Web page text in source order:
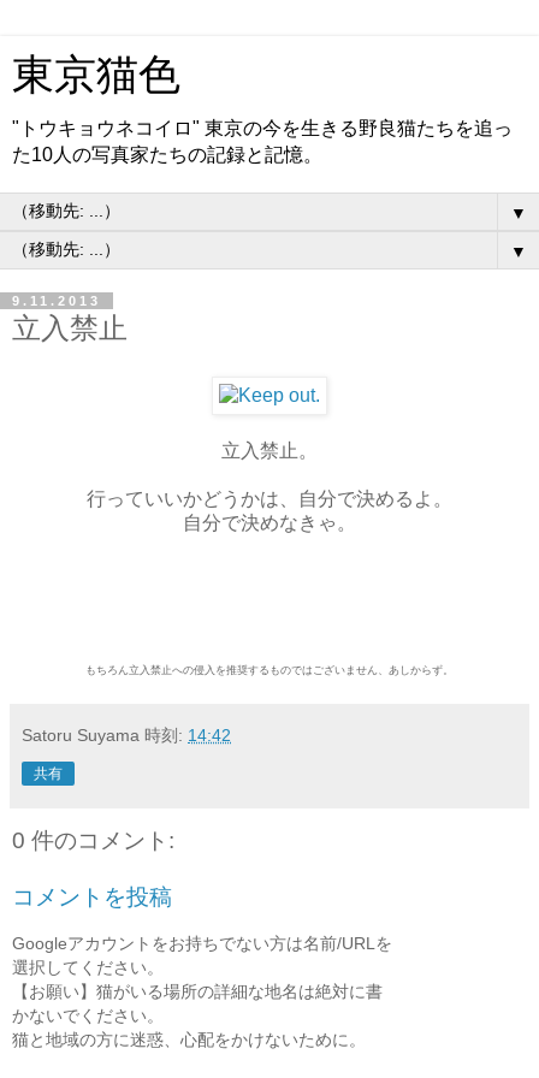
東京猫色
"トウキョウネコイロ" 東京の今を生きる野良猫たちを追っ
た10人の写真家たちの記録と記憶。
▼
▼
9.11.2013
立入禁止
立入禁止。
行っていいかどうかは、自分で決めるよ。
自分で決めなきゃ。
もちろん立入禁止への侵入を推奨するものではございません、あしからず。
Satoru Suyama 時刻: 14:42
共有
0 件のコメント:
コメントを投稿
Googleアカウントをお持ちでない方は名前/URLを
選択してください。
【お願い】猫がいる場所の詳細な地名は絶対に書
かないでください。
猫と地域の方に迷惑、心配をかけないために。